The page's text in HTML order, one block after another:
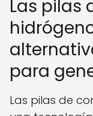
Las pilas
para
Las pilas de